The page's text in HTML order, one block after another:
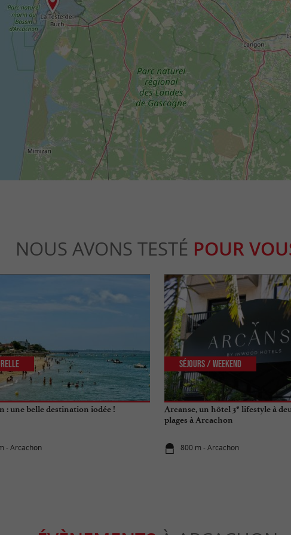
NOUS AVONS TESTÉ POUR
: une belle destination iodée !
- Arcachon
Arcanse, un hôtel 3* lifestyle à
plages à Arcachon
800 m - Arcachon
Séjours / Weekend